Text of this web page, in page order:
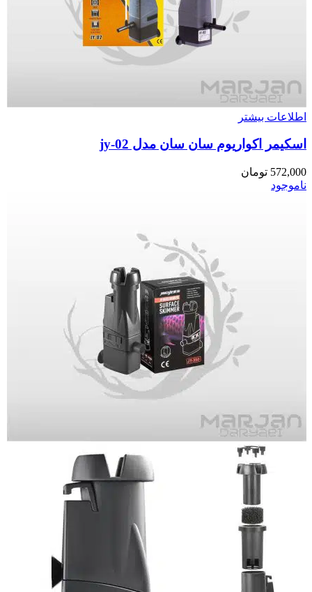
اطلاعات بیشتر
اسکیمر اکواریوم سان سان مدل jy-02
572,000 تومان
ناموجود